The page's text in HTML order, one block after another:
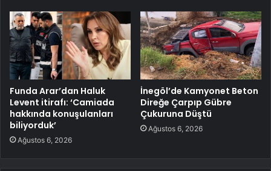
Funda Arar’dan Haluk
Levent itirafı: ‘Camiada
hakkında konuşulanları
biliyorduk’
Ağustos 6, 2026
İnegöl’de Kamyonet Beton
Direğe Çarpıp Gübre
Çukuruna Düştü
Ağustos 6, 2026